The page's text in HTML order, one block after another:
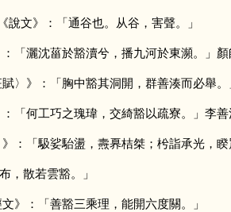
文》：「通谷也。从谷，害聲。」
「灑沈菑於豁瀆兮，播九河於東瀕。」顏
〉》：「胸中豁其洞開，群善湊而必舉。
「何工巧之瑰瑋，交綺豁以疏寮。」李
：「馺娑駘盪，燾奡桔桀；枍詣承光，睽
，散若雲豁。」
》：「善豁三乘理，能開六度關。」